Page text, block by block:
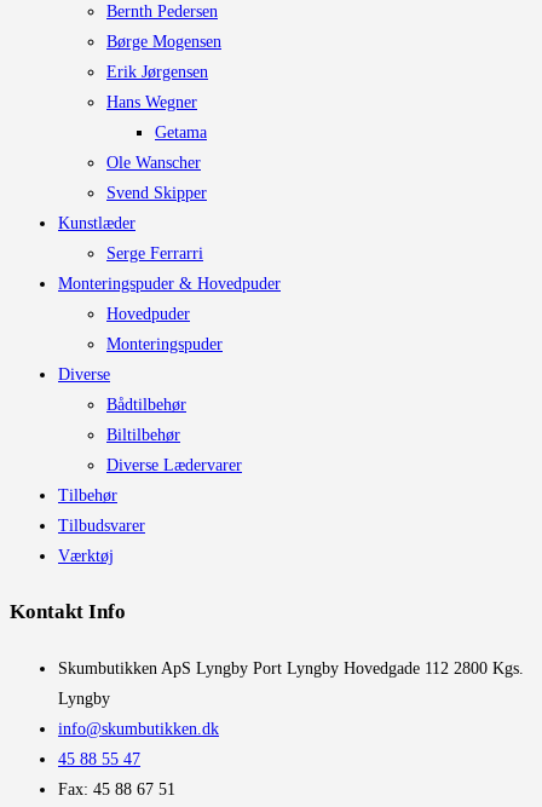
Bernth Pedersen
Børge Mogensen
Erik Jørgensen
Hans Wegner
Getama
Ole Wanscher
Svend Skipper
Kunstlæder
Serge Ferrarri
Monteringspuder & Hovedpuder
Hovedpuder
Monteringspuder
Diverse
Bådtilbehør
Biltilbehør
Diverse Lædervarer
Tilbehør
Tilbudsvarer
Værktøj
Kontakt Info
​Skumbutikken ApS Lyngby Port Lyngby Hovedgade 112 2800 Kgs.
Lyngby
info@skumbutikken.dk
45 88 55 47
Fax: 45 88 67 51